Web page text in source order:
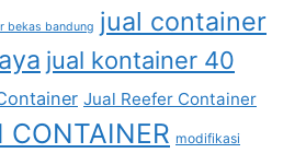
bekas bandung jual container
jual kontainer 40
Jual Reefer Container
CONTAINER modifikasi